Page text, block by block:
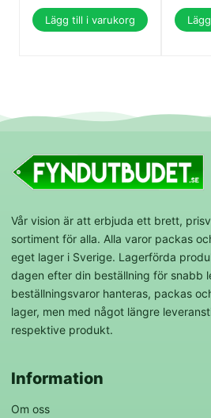
Lägg till i varukorg
Vår vision är att erbjuda ett brett,
sortiment för alla. Alla varor packas
eget lager i Sverige. Lagerförda
dagen efter din beställning för snabb
beställningsvaror hanteras, packas
lager, men med något längre
respektive produkt.
Information
Om oss